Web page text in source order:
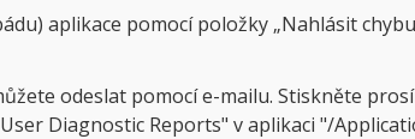
aplikace pomocí položky „Nahlásit
odeslat pomocí e-mailu. Stiskněte
"User Diagnostic Reports" v aplikaci "/